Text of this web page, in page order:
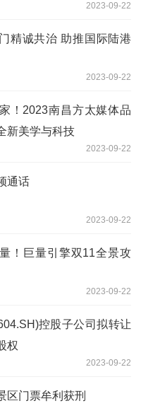
2023-09-22
精诚共治 助推国际陆港
2023-09-22
！2023南昌方太媒体品
新美学与科技
2023-09-22
通话
2023-09-22
！巨量引擎双11全景攻
2023-09-22
控股子公司拟转让
权
2023-09-22
区门票牟利获刑